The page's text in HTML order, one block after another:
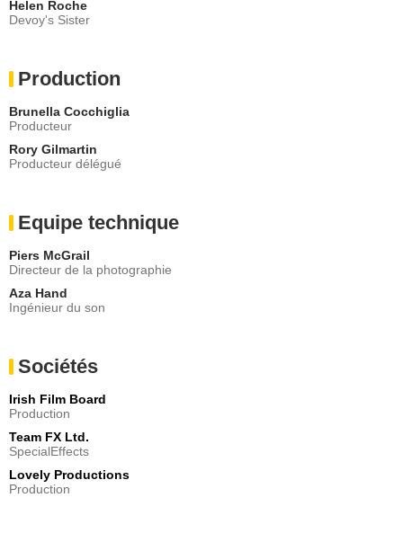
Helen Roche
Devoy's Sister
Production
Brunella Cocchiglia
Producteur
Rory Gilmartin
Producteur délégué
Equipe technique
Piers McGrail
Directeur de la photographie
Aza Hand
Ingénieur du son
Sociétés
Irish Film Board
Production
Team FX Ltd.
SpecialEffects
Lovely Productions
Production